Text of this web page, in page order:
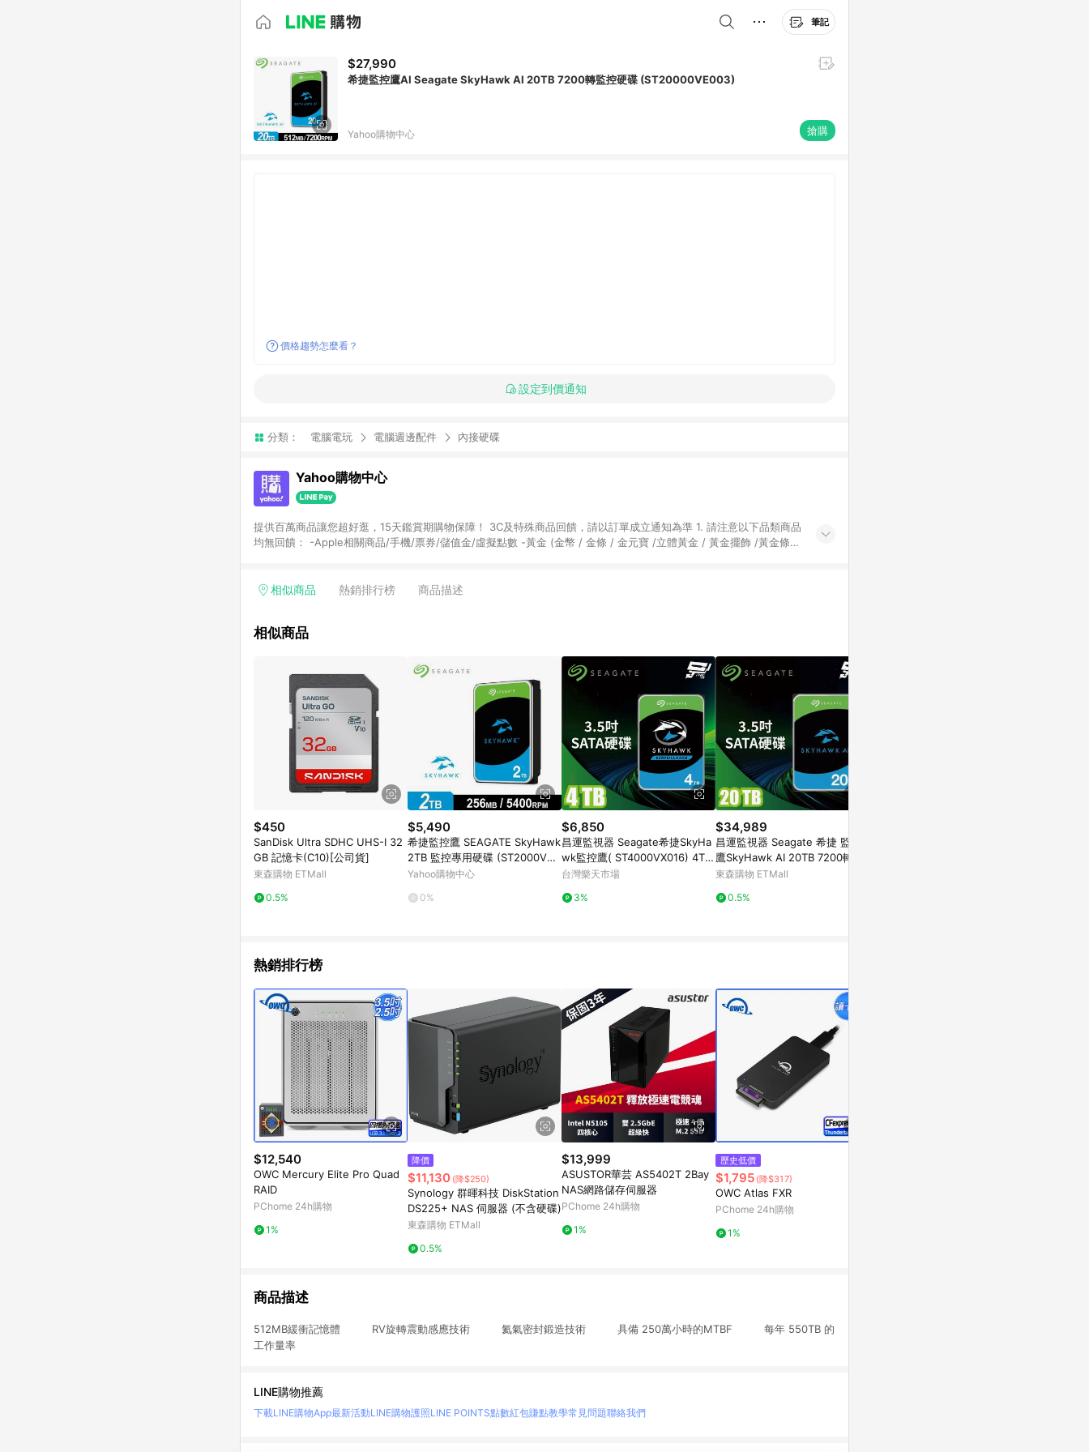
筆記
$27,990
希捷監控鷹AI Seagate SkyHawk AI 20TB 7200轉監控硬碟 (ST20000VE003)
Yahoo購物中心 搶購
價格趨勢怎麼看？
設定到價通知
分類： 電腦電玩 電腦週邊配件 內接硬碟
Yahoo購物中心
提供百萬商品讓您超好逛，15天鑑賞期購物保障！ 3C及特殊商品回饋，請以訂單成立通知為準 1. 請注意以下品類商品
均無回饋： -Apple相關商品/手機/票券/儲值金/虛擬點數 -黃金 (金幣 / 金條 / 金元寶 /立體黃金 / 黃金擺飾 /黃金條
Yahoo超贈點回饋者 - 購物中心商店之商品：商品賣場中有標示「商店」及顯示商店名稱者(指定活動店家除外) 3. 訂
相似商品 熱銷排行榜 商品描述
相似商品
$450
SanDisk Ultra SDHC UHS-I 32
GB 記憶卡(C10)[公司貨]
東森購物 ETMall
0.5%
$5,490
希捷監控鷹 SEAGATE SkyHawk
2TB 監控專用硬碟 (ST2000VX0
17)
Yahoo購物中心
0%
$6,850
昌運監視器 Seagate希捷SkyHa
wk監控鷹( ST4000VX016) 4TB
3.5吋監控系統硬碟
台灣樂天市場
3%
$34,989
昌運監視器 Seagate 希捷 監控
鷹SkyHawk AI 20TB 7200轉 3.
5吋監控硬碟(ST20000VE003)
東森購物 ETMall
0.5%
熱銷排行榜
$12,540
OWC Mercury Elite Pro Quad
RAID
PChome 24h購物
1%
降價
$11,130 (降$250)
Synology 群暉科技 DiskStation
DS225+ NAS 伺服器 (不含硬碟)
東森購物 ETMall
0.5%
$13,999
ASUSTOR華芸 AS5402T 2Bay
NAS網路儲存伺服器
PChome 24h購物
1%
歷史低價
$1,795 (降$317)
OWC Atlas FXR
PChome 24h購物
1%
商品描述
512MB緩衝記憶體 RV旋轉震動感應技術 氦氣密封鍛造技術 具備 250萬小時的MTBF 每年 550TB 的
工作量率
LINE購物推薦
下載LINE購物App最新活動LINE購物護照LINE POINTS點數紅包賺點教學常見問題聯絡我們